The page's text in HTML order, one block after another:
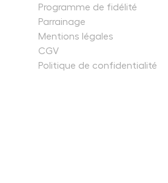
Programme de fidélité
Parrainage
Mentions légales
CGV
Politique de confidentialité